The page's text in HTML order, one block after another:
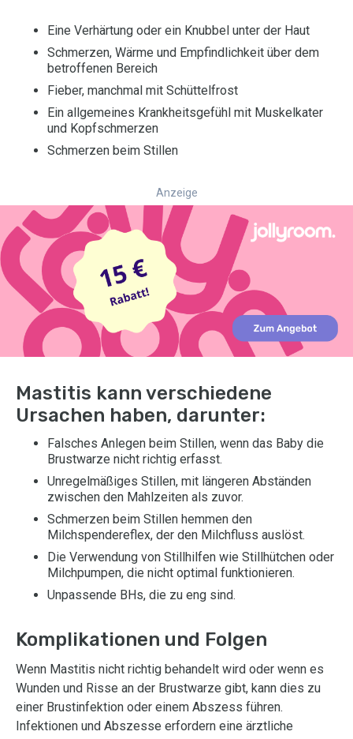
Eine Verhärtung oder ein Knubbel unter der Haut
Schmerzen, Wärme und Empfindlichkeit über dem
betroffenen Bereich
Fieber, manchmal mit Schüttelfrost
Ein allgemeines Krankheitsgefühl mit Muskelkater
und Kopfschmerzen
Schmerzen beim Stillen
Anzeige
Mastitis kann verschiedene
Ursachen haben, darunter:
Falsches Anlegen beim Stillen, wenn das Baby die
Brustwarze nicht richtig erfasst.
Unregelmäßiges Stillen, mit längeren Abständen
zwischen den Mahlzeiten als zuvor.
Schmerzen beim Stillen hemmen den
Milchspendereflex, der den Milchfluss auslöst.
Die Verwendung von Stillhilfen wie Stillhütchen oder
Milchpumpen, die nicht optimal funktionieren.
Unpassende BHs, die zu eng sind.
Komplikationen und Folgen
Wenn Mastitis nicht richtig behandelt wird oder wenn es
Wunden und Risse an der Brustwarze gibt, kann dies zu
einer Brustinfektion oder einem Abszess führen.
Infektionen und Abszesse erfordern eine ärztliche